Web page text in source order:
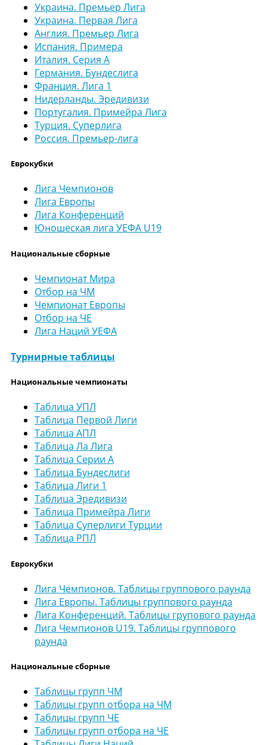
Украина. Премьер Лига
Украина. Первая Лига
Англия. Премьер Лига
Испания. Примера
Италия. Серия А
Германия. Бундеслига
Франция. Лига 1
Нидерланды. Эредивизи
Португалия. Примейра Лига
Турция. Суперлига
Россия. Премьер-лига
Еврокубки
Лига Чемпионов
Лига Европы
Лига Конференций
Юношеская лига УЕФА U19
Национальные сборные
Чемпионат Мира
Отбор на ЧМ
Чемпионат Европы
Отбор на ЧЕ
Лига Наций УЕФА
Турнирные таблицы
Национальные чемпионаты
Таблица УПЛ
Таблица Первой Лиги
Таблица АПЛ
Таблица Ла Лига
Таблица Серии А
Таблица Бундеслиги
Таблица Лиги 1
Таблица Эредивизи
Таблица Примейра Лиги
Таблица Суперлиги Турции
Таблица РПЛ
Еврокубки
Лига Чемпионов. Таблицы группового раунда
Лига Европы. Таблицы группового раунда
Лига Конференций. Таблицы групового раунда
Лига Чемпионов U19. Таблицы группового
раунда
Национальные сборные
Таблицы групп ЧМ
Таблицы групп отбора на ЧМ
Таблицы групп ЧЕ
Таблицы групп отбора на ЧЕ